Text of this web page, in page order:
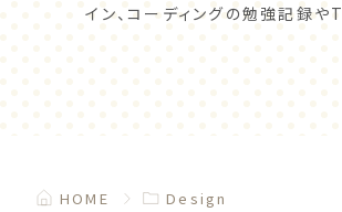
イン、コーディングの勉強記録
HOME Design